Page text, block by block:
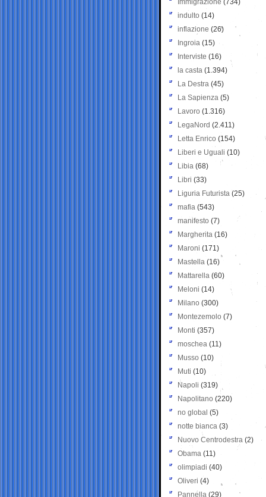
Immigrazione (734)
indulto (14)
inflazione (26)
Ingroia (15)
Interviste (16)
la casta (1.394)
La Destra (45)
La Sapienza (5)
Lavoro (1.316)
LegaNord (2.411)
Letta Enrico (154)
Liberi e Uguali (10)
Libia (68)
Libri (33)
Liguria Futurista (25)
mafia (543)
manifesto (7)
Margherita (16)
Maroni (171)
Mastella (16)
Mattarella (60)
Meloni (14)
Milano (300)
Montezemolo (7)
Monti (357)
moschea (11)
Musso (10)
Muti (10)
Napoli (319)
Napolitano (220)
no global (5)
notte bianca (3)
Nuovo Centrodestra (2)
Obama (11)
olimpiadi (40)
Oliveri (4)
Pannella (29)